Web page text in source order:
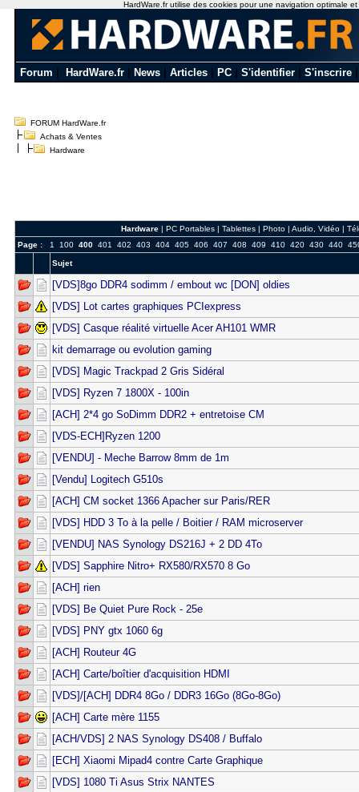
Forum HardWare.fr News Articles PC S'identifier S'inscrire
FORUM HardWare.fr
Achats & Ventes
Hardware
Hardware |PC Portables |Tablettes |Photo |Audio, Vidéo |
Page :
1 100 400 401 402 403 404 405 406 407 408 409 410 420 430 440
Sujet
[VDS]8go DDR4 sodimm / embout wc [DON] oldies
[VDS] Lot cartes graphiques PCIexpress
[VDS] Casque réalité virtuelle Acer AH101 WMR
kit demarrage ou evolution gaming
[VDS] Magic Trackpad 2 Gris Sidéral
[VDS] Ryzen 7 1800X - 100in
[ACH] 2*4 go SoDimm DDR2 + entretoise CM
[VDS-ECH]Ryzen 1200
[VENDU] - Meche Barrow 8mm de 1m
[Vendu] Logitech G510s
[ACH] CM socket 1366 Apacher sur Paris/RER
[VDS] HDD 3 To à la pelle / Boitier / RAM microserver
[VENDU] NAS Synology DS216J + 2 DD 4To
[VDS] Sapphire Nitro+ RX580/RX570 8 Go
[ACH] rien
[VDS] Be Quiet Pure Rock - 25e
[VDS] PNY gtx 1060 6g
[ACH] Routeur 4G
[ACH] Carte/boîtier d'acquisition HDMI
[VDS]/[ACH] DDR4 8Go / DDR3 16Go (8Go-8Go)
[ACH] Carte mère 1155
[ACH/VDS] 2 NAS Synology DS408 / Buffalo
[ECH] Xiaomi Mipad4 contre Carte Graphique
[VDS] 1080 Ti Asus Strix NANTES
HardWare.fr utilise des cookies pour une navigation optimale